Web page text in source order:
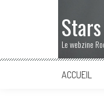
Le webzine
ACCUEIL